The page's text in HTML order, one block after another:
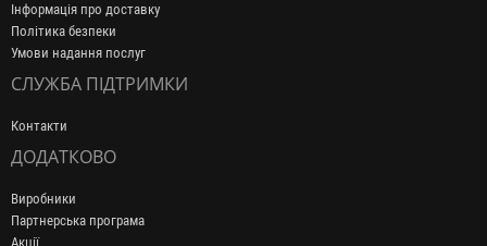
Інформація про доставку
Політика безпеки
Умови надання послуг
СЛУЖБА ПІДТРИМКИ
Контакти
ДОДАТКОВО
Виробники
Партнерська програма
Акції